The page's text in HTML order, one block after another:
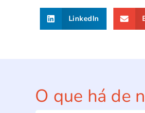
LinkedIn
O que há de